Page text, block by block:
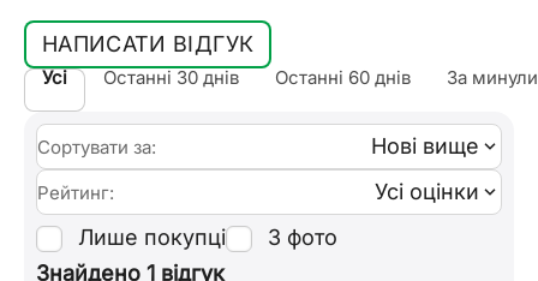
НАПИСАТИ ВІДГУК
Усі Останні 30 днів Останні 60 днів За
Сортувати за: Нові вище
Рейтинг:
Усі оцінки
Лише покупці
З фото
Знайдено 1 відгук